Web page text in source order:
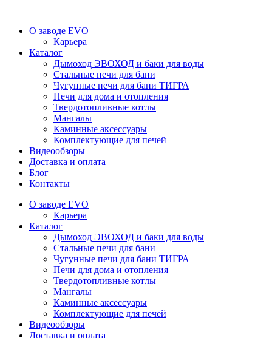
О заводе EVO
Карьера
Каталог
Дымоход ЭВОХОД и баки для воды
Стальные печи для бани
Чугунные печи для бани ТИГРА
Печи для дома и отопления
Твердотопливные котлы
Мангалы
Каминные аксессуары
Комплектующие для печей
Видеообзоры
Доставка и оплата
Блог
Контакты
О заводе EVO
Карьера
Каталог
Дымоход ЭВОХОД и баки для воды
Стальные печи для бани
Чугунные печи для бани ТИГРА
Печи для дома и отопления
Твердотопливные котлы
Мангалы
Каминные аксессуары
Комплектующие для печей
Видеообзоры
Доставка и оплата